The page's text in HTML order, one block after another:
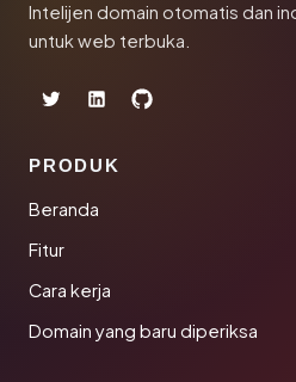
Intelijen domain otomatis dan
untuk web terbuka.
PRODUK
Beranda
Fitur
Cara kerja
Domain yang baru diperiksa